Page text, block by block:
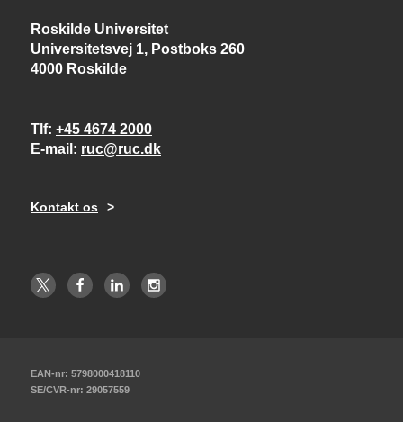
Roskilde Universitet
Universitetsvej 1, Postboks 260
4000 Roskilde
Tlf +45 4674 2000
E-mail
ruc@ruc.dk
Kontakt os
EAN-nr: 5798000418110
SE/CVR-nr: 29057559